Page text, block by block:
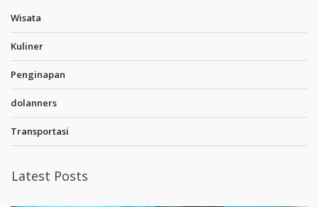
Wisata
Kuliner
Penginapan
dolanners
Transportasi
Latest Posts